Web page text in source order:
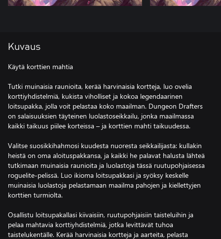
Kuvaus
Käytä korttien mahtia
Tutki muinaisia raunioita, kerää harvinaisia kortteja, luo ovelia
korttiyhdistelmiä, kukista viholliset ja kokoa legendaarinen
loitsupakka, jolla voit pelastaa koko maailman. Dungeon Drafters
on salaisuuksien täyteinen luolastoseikkailu, jonka maailmassa
kaikki taikuus piilee korteissa – ja korttien mahti taikuudessa.
Valitse suosikkihahmosi kuudesta nuoresta seikkailijasta: kullakin
heistä on oma aloituspakkansa, ja kaikki he palavat halusta lähteä
tutkimaan muinaisia raunioita ja luolastoja tässä ruutupohjaisessa
roguelite-pelissä. Luo ikioma loitsupakkasi ja syöksy keskelle
muinaisia luolastoja pelastamaan maailma pahojen ja kiellettyjen
korttien turmiolta.
Osallistu loitsupakallasi kiivaisiin, ruutupohjaisiin taisteluihin ja
pelaa mahtavia korttiyhdistelmiä, jotka levittävät tuhoa
taistelukentälle. Kerää harvinaisia kortteja ja aarteita, pelasta